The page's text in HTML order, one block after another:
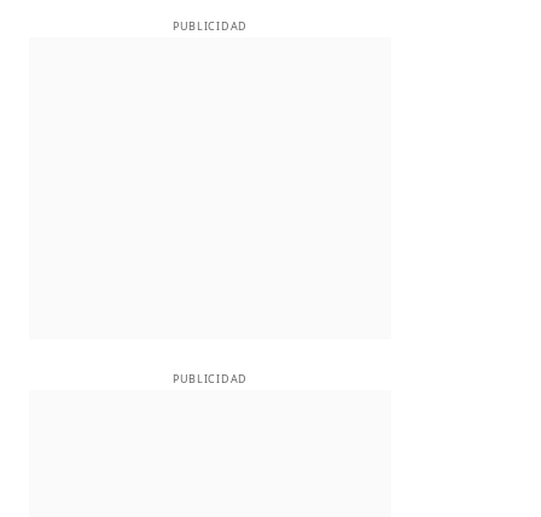
PUBLICIDAD
PUBLICIDAD